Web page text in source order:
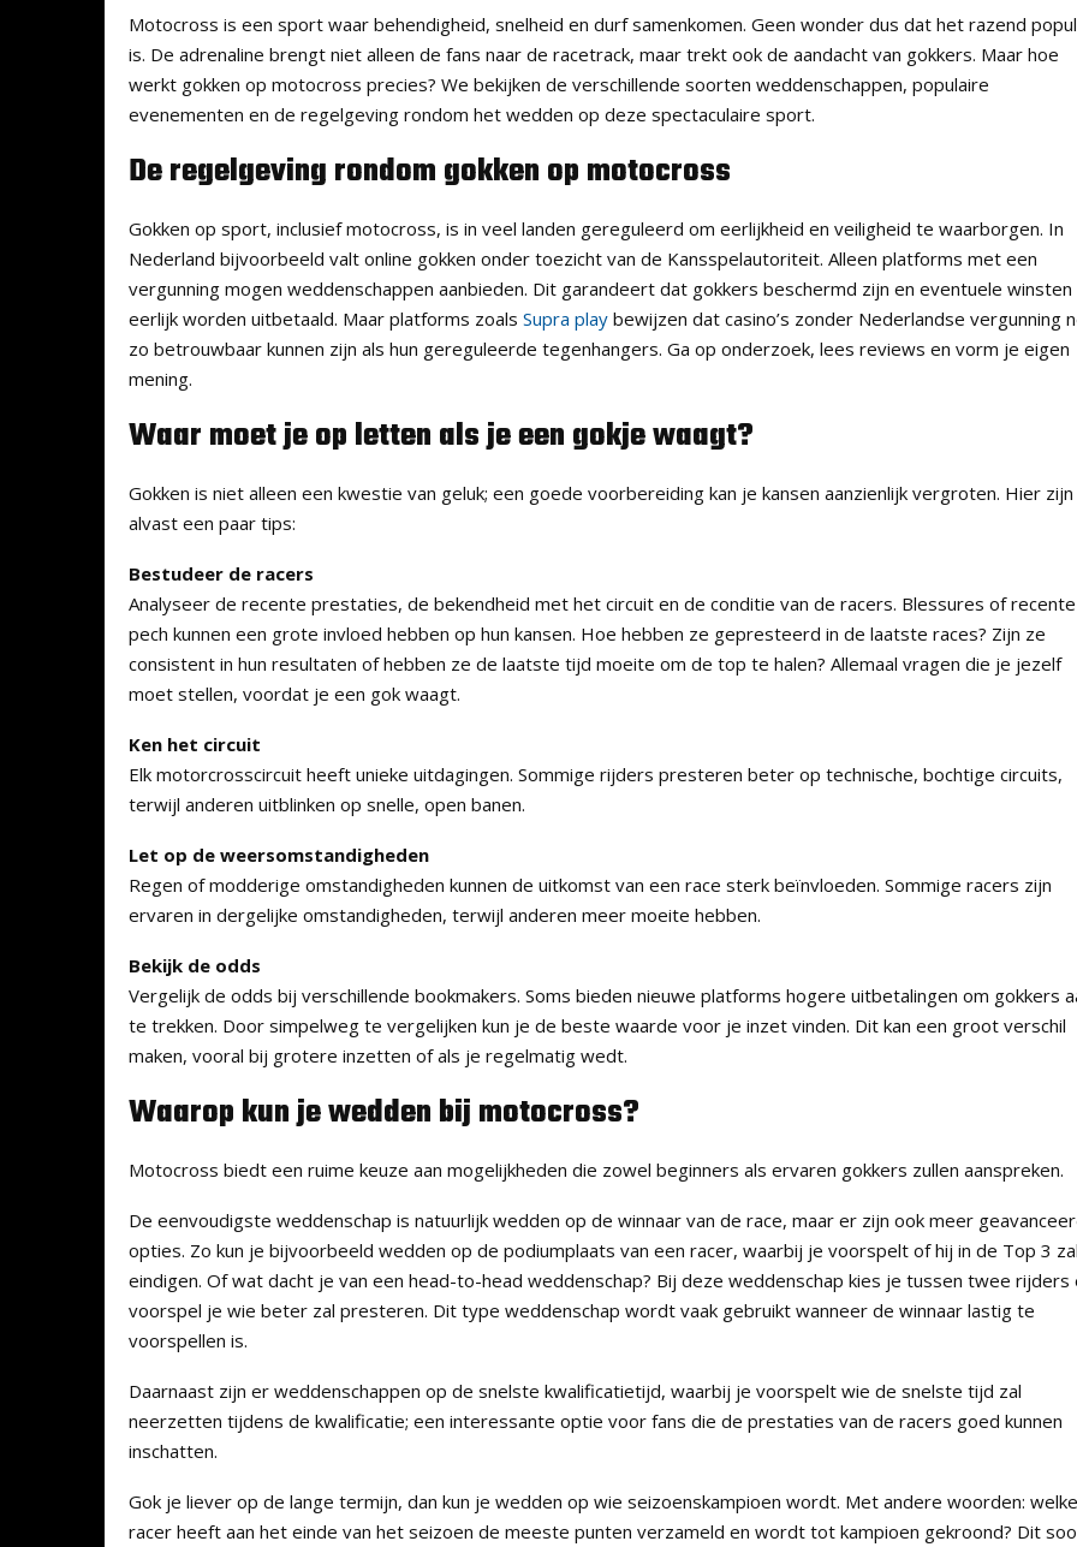
Motocross is een sport waar behendigheid, snelheid en durf samenkomen. Geen wonder dus dat het razend
is. De adrenaline brengt niet alleen de fans naar de racetrack, maar trekt ook de aandacht van gokkers. Maar hoe
werkt gokken op motocross precies? We bekijken de verschillende soorten weddenschappen, populaire
evenementen en de regelgeving rondom het wedden op deze spectaculaire sport.
De regelgeving rondom gokken op motocross
Gokken op sport, inclusief motocross, is in veel landen gereguleerd om eerlijkheid en veiligheid te waarborgen. In
Nederland bijvoorbeeld valt online gokken onder toezicht van de Kansspelautoriteit. Alleen platforms met een
vergunning mogen weddenschappen aanbieden. Dit garandeert dat gokkers beschermd zijn en eventuele winsten
eerlijk worden uitbetaald. Maar platforms zoals Supra play bewijzen dat casino’s zonder Nederlandse vergunning
zo betrouwbaar kunnen zijn als hun gereguleerde tegenhangers. Ga op onderzoek, lees reviews en vorm je eigen
mening.
Waar moet je op letten als je een gokje waagt?
Gokken is niet alleen een kwestie van geluk; een goede voorbereiding kan je kansen aanzienlijk vergroten. Hier zijn
alvast een paar tips:
Bestudeer de racers
Analyseer de recente prestaties, de bekendheid met het circuit en de conditie van de racers. Blessures of recente
pech kunnen een grote invloed hebben op hun kansen. Hoe hebben ze gepresteerd in de laatste races? Zijn ze
consistent in hun resultaten of hebben ze de laatste tijd moeite om de top te halen? Allemaal vragen die je jezelf
moet stellen, voordat je een gok waagt.
Ken het circuit
Elk motorcrosscircuit heeft unieke uitdagingen. Sommige rijders presteren beter op technische, bochtige circuits,
terwijl anderen uitblinken op snelle, open banen.
Let op de weersomstandigheden
Regen of modderige omstandigheden kunnen de uitkomst van een race sterk beïnvloeden. Sommige racers zijn
ervaren in dergelijke omstandigheden, terwijl anderen meer moeite hebben.
Bekijk de odds
Vergelijk de odds bij verschillende bookmakers. Soms bieden nieuwe platforms hogere uitbetalingen om gokkers
te trekken. Door simpelweg te vergelijken kun je de beste waarde voor je inzet vinden. Dit kan een groot verschil
maken, vooral bij grotere inzetten of als je regelmatig wedt.
Waarop kun je wedden bij motocross?
Motocross biedt een ruime keuze aan mogelijkheden die zowel beginners als ervaren gokkers zullen aanspreken.
De eenvoudigste weddenschap is natuurlijk wedden op de winnaar van de race, maar er zijn ook meer
opties. Zo kun je bijvoorbeeld wedden op de podiumplaats van een racer, waarbij je voorspelt of hij in de Top 3
eindigen. Of wat dacht je van een head-to-head weddenschap? Bij deze weddenschap kies je tussen twee rijders
voorspel je wie beter zal presteren. Dit type weddenschap wordt vaak gebruikt wanneer de winnaar lastig te
voorspellen is.
Daarnaast zijn er weddenschappen op de snelste kwalificatietijd, waarbij je voorspelt wie de snelste tijd zal
neerzetten tijdens de kwalificatie; een interessante optie voor fans die de prestaties van de racers goed kunnen
inschatten.
Gok je liever op de lange termijn, dan kun je wedden op wie seizoenskampioen wordt. Met andere woorden: welke
racer heeft aan het einde van het seizoen de meeste punten verzameld en wordt tot kampioen gekroond? Dit